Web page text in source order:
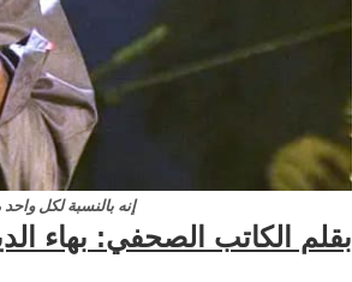
إنه بالنسبة لكل
بقلم الكاتب الصحفي: بهاء